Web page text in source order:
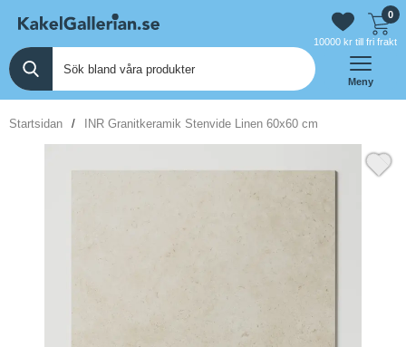
0
10000 kr till fri frakt
Meny
Startsidan INR Granitkeramik Stenvide Linen 60x60 cm